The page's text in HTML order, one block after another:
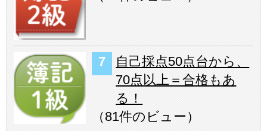
自己採点50点台から、
70点以上＝合格もあ
る！
（81件のビュー ）